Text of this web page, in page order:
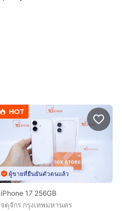
HOT
ผู้ขายที่ยืนยันตัวตนแล้ว
iPhone 17 256GB
จตุจักร กรุงเทพมหานคร